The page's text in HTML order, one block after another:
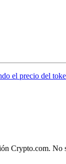
el precio del
Crypto.com.